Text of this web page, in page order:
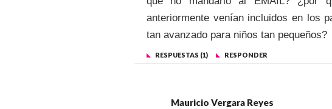
anteriormente venían incluidos en los
tan avanzado para niños tan pequeños?
RESPUESTAS (1) RESPONDER
Mauricio Vergara Reyes